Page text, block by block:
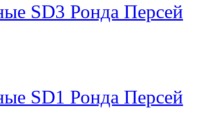
SD3 Ронда Персей
SD1 Ронда Персей